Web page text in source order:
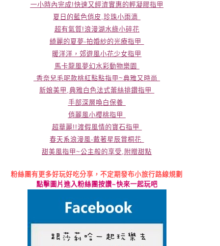
一小時內完成!快速又經濟實惠的輕凝膠指甲
夏日的藍色俏皮,珍珠小雨滴
超有氣質!浪漫湖水綠小碎花
綺麗的夏夢-拍婚紗的光療指甲
暖洋洋，郊遊風小花少女指甲
馬卡龍風夢幻水彩動物樂園
香奈兒毛呢款桃紅點點指甲~典雅又時尚
新娘美甲,典雅白色法式蕾絲排鑽指甲
手部深層喚白保養
俏麗風小櫻桃指甲
超華麗!!渡假風情的寶石指甲
春天系浪漫風-戴著星辰賞桐花
甜美風指甲~公主般的享受,附贈甜點
粉絲團有更多好玩好吃分享，不定期發布小旅行路線規劃
點擊圖片進入粉絲團按讚~快來一起玩吧